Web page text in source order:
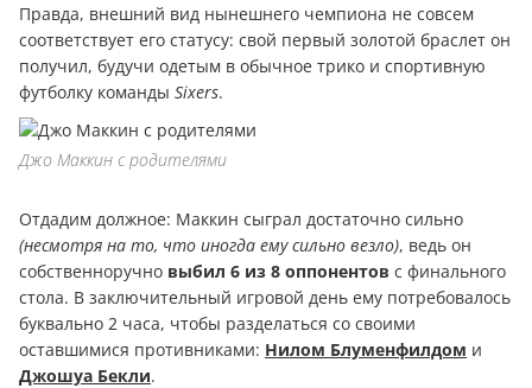
Правда, внешний вид нынешнего чемпиона не совсем
соответствует его статусу: свой первый золотой браслет он
получил, будучи одетым в обычное трико и спортивную
футболку команды Sixers.
Джо Маккин с родителями
Отдадим должное: Маккин сыграл достаточно сильно
(несмотря на то, что иногда ему сильно везло), ведь он
собственноручно выбил 6 из 8 оппонентов с финального
стола. В заключительный игровой день ему потребовалось
буквально 2 часа, чтобы разделаться со своими
оставшимися противниками: Нилом Блуменфилдом и
Джошуа Бекли.